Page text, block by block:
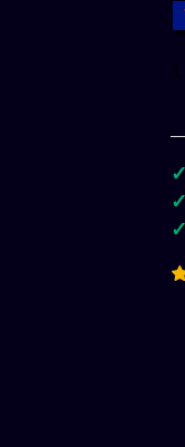
✓
✓
✓